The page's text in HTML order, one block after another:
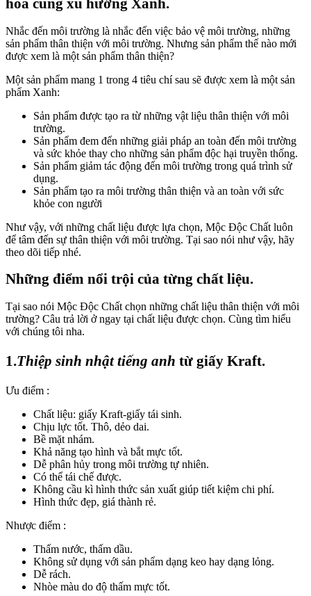
hòa cùng xu hướng Xanh.
Nhắc đến môi trường là nhắc đến việc bảo vệ môi trường, những
sản phẩm thân thiện với môi trường. Nhưng sản phẩm thế nào mới
được xem là một sản phẩm thân thiện?
Một sản phẩm mang 1 trong 4 tiêu chí sau sẽ được xem là một sản
phẩm Xanh:
Sản phẩm được tạo ra từ những vật liệu thân thiện với môi
trường.
Sản phẩm đem đến những giải pháp an toàn đến môi trường
và sức khỏe thay cho những sản phẩm độc hại truyền thống.
Sản phẩm giảm tác động đến môi trường trong quá trình sử
dụng.
Sản phẩm tạo ra môi trường thân thiện và an toàn với sức
khỏe con người
Như vậy, với những chất liệu được lựa chọn, Mộc Độc Chất luôn
để tâm đến sự thân thiện với môi trường. Tại sao nói như vậy, hãy
theo dõi tiếp nhé.
Những điểm nổi trội của từng chất liệu.
Tại sao nói Mộc Độc Chất chọn những chất liệu thân thiện với môi
trường? Câu trả lời ở ngay tại chất liệu được chọn. Cùng tìm hiểu
với chúng tôi nha.
1.Thiệp sinh nhật tiếng anh từ giấy Kraft.
Ưu điểm :
Chất liệu: giấy Kraft-giấy tái sinh.
Chịu lực tốt. Thô, dẻo dai.
Bề mặt nhám.
Khả năng tạo hình và bắt mực tốt.
Dễ phân hủy trong môi trường tự nhiên.
Có thể tái chế được.
Không cầu kì hình thức sản xuất giúp tiết kiệm chi phí.
Hình thức đẹp, giá thành rẻ.
Nhược điểm :
Thấm nước, thấm dầu.
Không sử dụng với sản phẩm dạng keo hay dạng lỏng.
Dễ rách.
Nhòe màu do độ thấm mực tốt.